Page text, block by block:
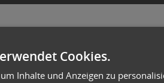
Cookies.
Inhalte und Anzeigen zu